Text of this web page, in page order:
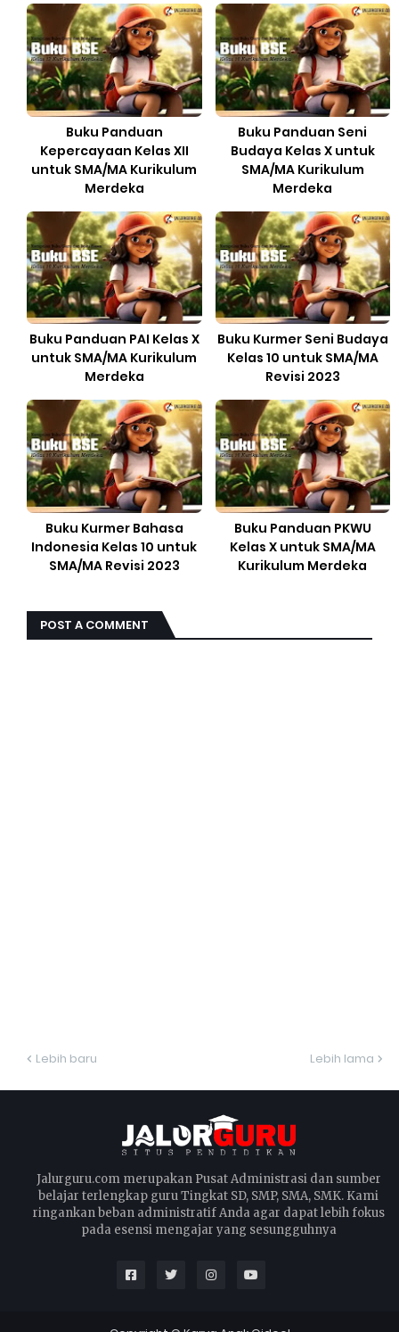
Buku Panduan
Kepercayaan Kelas XII
untuk SMA/MA Kurikulum
Merdeka
Buku Panduan Seni
Budaya Kelas X untuk
SMA/MA Kurikulum
Merdeka
Buku Panduan PAI Kelas X
untuk SMA/MA Kurikulum
Merdeka
Buku Kurmer Seni Budaya
Kelas 10 untuk SMA/MA
Revisi 2023
Buku Kurmer Bahasa
Indonesia Kelas 10 untuk
SMA/MA Revisi 2023
Buku Panduan PKWU
Kelas X untuk SMA/MA
Kurikulum Merdeka
POST A COMMENT
Lebih baru Lebih lama
Jalurguru.com merupakan Pusat Administrasi dan sumber
belajar terlengkap guru Tingkat SD, SMP, SMA, SMK. Kami
ringankan beban administratif Anda agar dapat lebih fokus
pada esensi mengajar yang sesungguhnya